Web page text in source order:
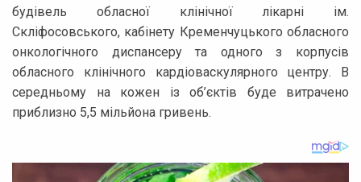
будівель обласної клінічної лікарні ім.
Скліфосовського, кабінету Кременчуцького обласного
онкологічного диспансеру та одного з корпусів
обласного клінічного кардіоваскулярного центру. В
середньому на кожен із об’єктів буде витрачено
приблизно 5,5 мільйона гривень.